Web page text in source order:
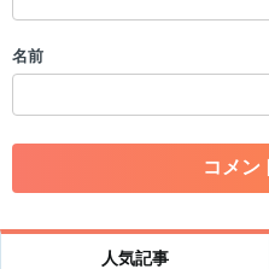
・その他、管理者が不適切と
コメントの削除を申請する ※
※一度削除したコメントは復
名前
人気記事